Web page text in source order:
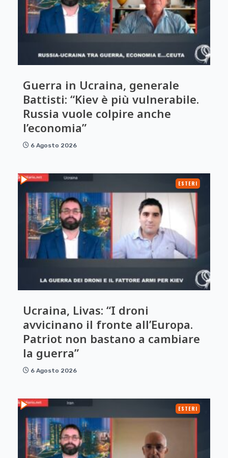
Guerra in Ucraina, generale
Battisti: “Kiev è più vulnerabile.
Russia vuole colpire anche
l’economia”
6 Agosto 2026
ESTERI
Ucraina, Livas: “I droni
avvicinano il fronte all’Europa.
Patriot non bastano a cambiare
la guerra”
6 Agosto 2026
ESTERI